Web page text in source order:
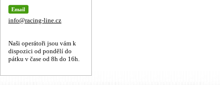
Email
info@racing-line.cz
Naši operátoři jsou vám k
dispozici od pondělí do
pátku v čase od 8h do 16h.